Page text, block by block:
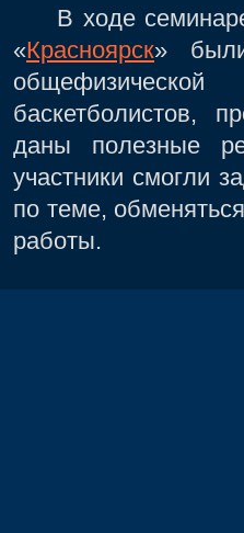
В ходе семинаре
«Красноярск»
баскетболистов,
даны полезные
участники смогли
по теме,
работы.